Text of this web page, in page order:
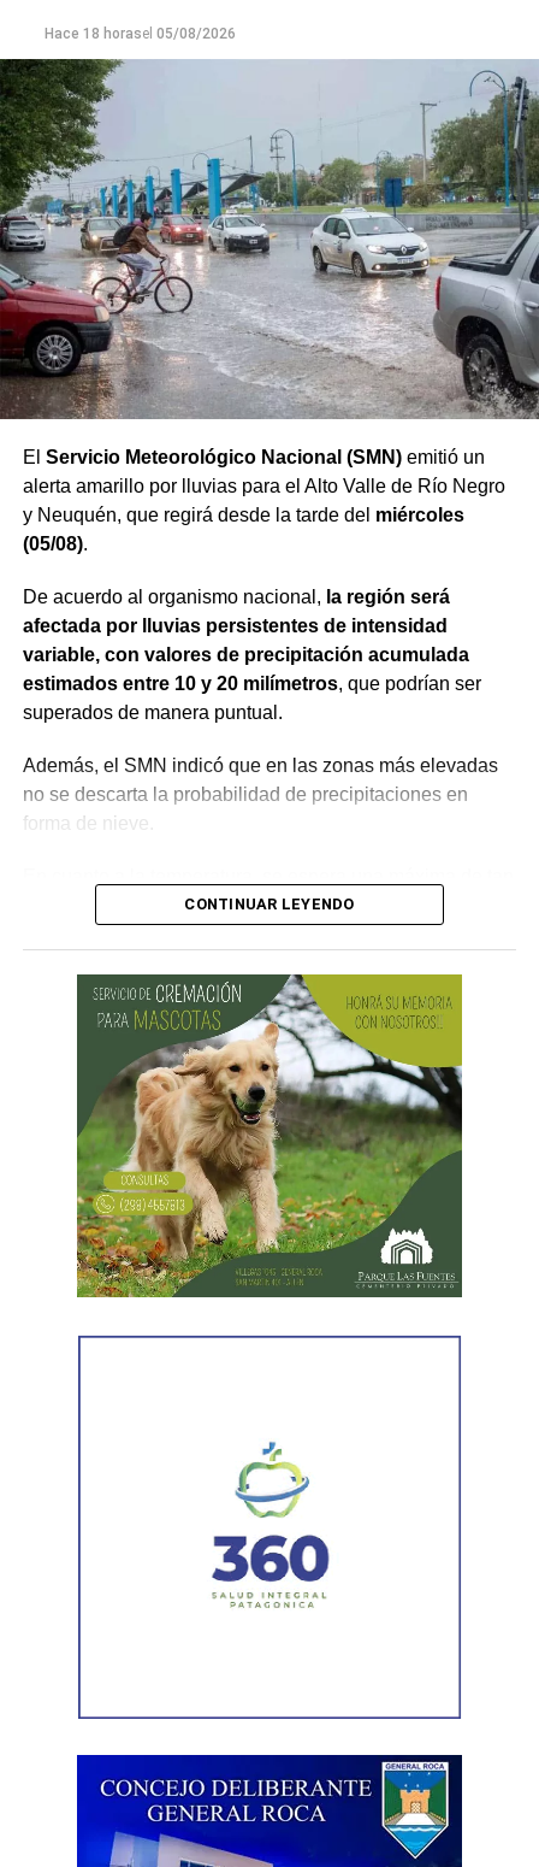
prudente, no intentar alimentarla, no moverla y dar aviso a
las autoridades para que intervengan los equipos
especializados. Actuar de manera responsable permite
proteger a los animales y preservar el equilibrio de los
ecosistemas que forman parte del patrimonio natural de
Río Negro.
Hace 18 horasel 05/08/2026
El Servicio Meteorológico Nacional (SMN)emitió un
alerta amarillo por lluvias para el Alto Valle de Río Negro
y Neuquén, que regirá desde la tarde del miércoles
(05/08).
De acuerdo al organismo nacional, la región será
afectada por lluvias persistentes de intensidad
variable, con valores de precipitación acumulada
estimados entre 10 y 20 milímetros, que podrían ser
superados de manera puntual.
Además, el SMN indicó que en las zonas más elevadas
no se descarta la probabilidad de precipitaciones en
forma de nieve.
sólo 8°C, mientras que la mínima llegaría a los 0°C,
No obstante, se prevén mejoras desde el jueves (06/08),
donde el termómetro alcanzaría los 12°C durante el día y
-4°C en la noche. Podrían darse vientos regulares con
ráfagas de hasta 50 km/h.
Desde el viernes (07/08) se intensifican las ráfagas con
períodos inestables aislados. La máxima será de 12°C y
la mínima de -3°C.
Nubosidad variable el fin de semana con ingreso de aire
polar a partir del domingo (09/08), con mínimas que
CONTINUAR LEYENDO